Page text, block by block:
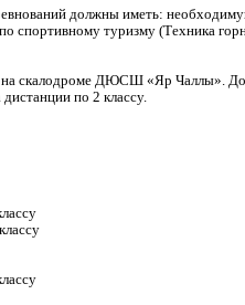
должны иметь:
спортивному туризму (Техника
скалодроме ДЮСШ «Яр Чаллы».
по 2 классу.